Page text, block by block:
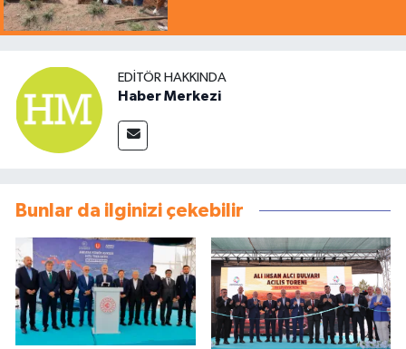
EDITÖR HAKKINDA
Haber Merkezi
Bunlar da ilginizi çekebilir